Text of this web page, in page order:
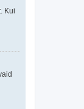
Kui